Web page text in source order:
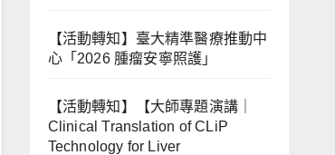
【活動轉知】臺大精準醫療推動中
心「2026 腫瘤安寧照護」
【活動轉知】【大師專題演講｜
Clinical Translation of CLiP
Technology for Liver